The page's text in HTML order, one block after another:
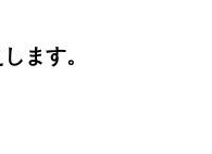
ます。